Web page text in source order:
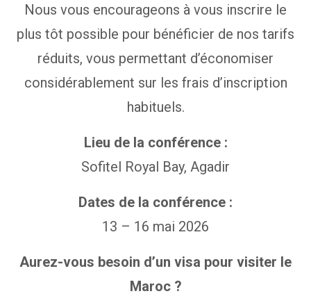
Nous vous encourageons à vous inscrire le
plus tôt possible pour bénéficier de nos tarifs
réduits, vous permettant d’économiser
considérablement sur les frais d’inscription
habituels.
Lieu de la conférence :
Sofitel Royal Bay, Agadir
Dates de la conférence :
13 – 16 mai 2026
Aurez-vous besoin d’un visa pour visiter le
Maroc ?